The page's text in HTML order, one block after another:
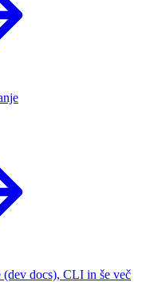
docs), CLI in še več